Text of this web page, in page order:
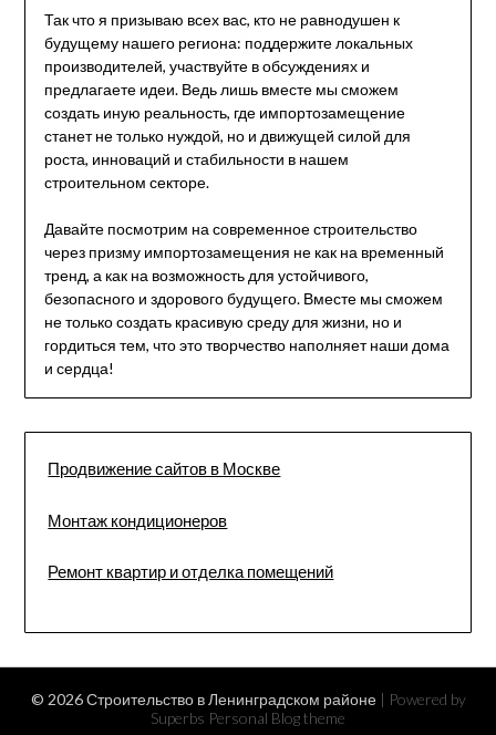
Так что я призываю всех вас, кто не равнодушен к
будущему нашего региона: поддержите локальных
производителей, участвуйте в обсуждениях и
предлагаете идеи. Ведь лишь вместе мы сможем
создать иную реальность, где импортозамещение
станет не только нуждой, но и движущей силой для
роста, инноваций и стабильности в нашем
строительном секторе.
Давайте посмотрим на современное строительство
через призму импортозамещения не как на временный
тренд, а как на возможность для устойчивого,
безопасного и здорового будущего. Вместе мы сможем
не только создать красивую среду для жизни, но и
гордиться тем, что это творчество наполняет наши дома
и сердца!
Продвижение сайтов в Москве
Монтаж кондиционеров
Ремонт квартир и отделка помещений
© 2026 Строительство в Ленинградском районе | Powered by
Superbs Personal Blog theme